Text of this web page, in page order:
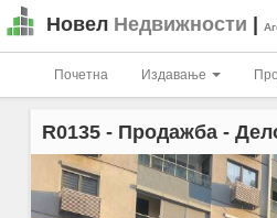
Новел Недвижности
Почетна Издавање
R0135- Продажба -